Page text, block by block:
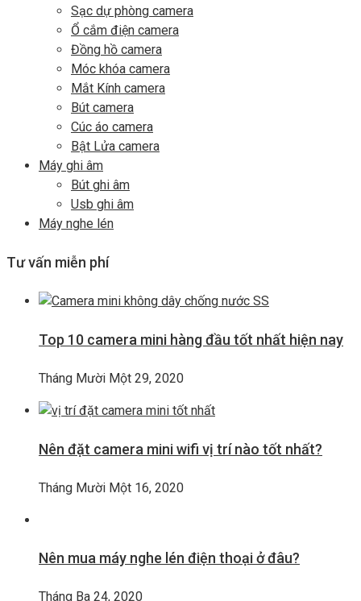
Sạc dự phòng camera
Ổ cắm điện camera
Đồng hồ camera
Móc khóa camera
Mắt Kính camera
Bút camera
Cúc áo camera
Bật Lửa camera
Máy ghi âm
Bút ghi âm
Usb ghi âm
Máy nghe lén
Tư vấn miễn phí
Top 10 camera mini hàng đầu tốt nhất hiện nay
Tháng Mười Một 29, 2020
Nên đặt camera mini wifi vị trí nào tốt nhất?
Tháng Mười Một 16, 2020
Nên mua máy nghe lén điện thoại ở đâu?
Tháng Ba 24, 2020